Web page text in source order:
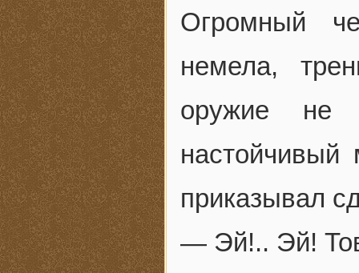
Огромный
немела,
оружие не
настойчивый
приказывал
— Эй!.. Эй!